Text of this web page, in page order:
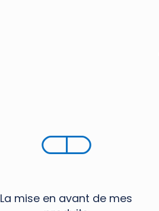
La mise en avant de mes